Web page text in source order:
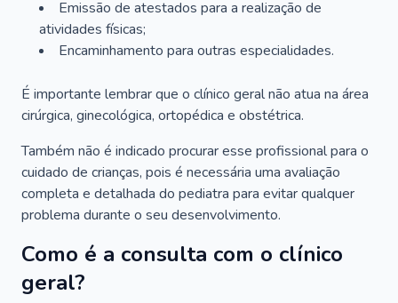
Emissão de atestados para a realização de
atividades físicas;
Encaminhamento para outras especialidades.
É importante lembrar que o clínico geral não atua na área
cirúrgica, ginecológica, ortopédica e obstétrica.
Também não é indicado procurar esse profissional para o
cuidado de crianças, pois é necessária uma avaliação
completa e detalhada do pediatra para evitar qualquer
problema durante o seu desenvolvimento.
Como é a consulta com o clínico
geral?